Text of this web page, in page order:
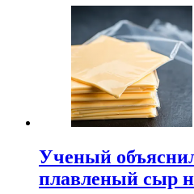
Ученый
плавленый сыр